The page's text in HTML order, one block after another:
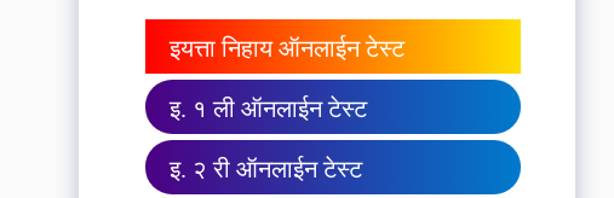
इयत्ता निहाय ऑनलाईन टेस्ट
इ. १ ली ऑनलाईन टेस्ट
इ. २ री ऑनलाईन टेस्ट